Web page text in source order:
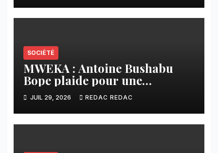
SOCIÉTÉ
MWEKA : Antoine Bushabu
Bope plaide pour une
meilleure prise en compte des
communautés locales dans la
réforme sur le crédit carbone.
JUIL 29, 2026 REDAC REDAC